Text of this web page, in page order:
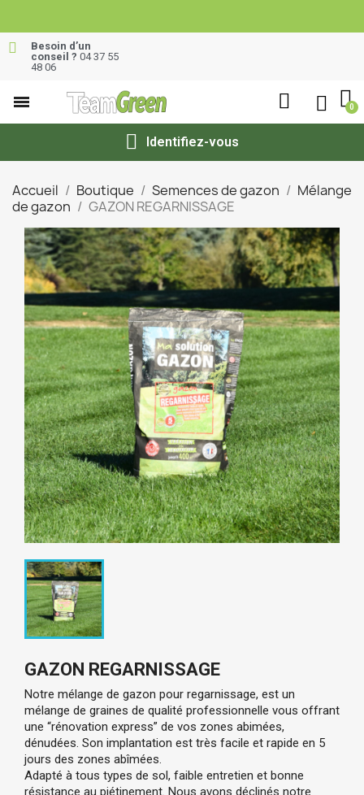
Besoin d’un
conseil ? 04 37 55
48 06
Identifiez-vous
Accueil Boutique Semences de gazon
Mélange
de gazon
GAZON REGARNISSAGE
GAZON REGARNISSAGE
Notre mélange de gazon pour regarnissage, est un
mélange de graines de qualité professionnelle vous offrant
une “rénovation express” de vos zones abimées,
dénudées. Son implantation est très facile et rapide en 5
jours des zones abîmées.
Adapté à tous types de sol, faible entretien et bonne
résistance au piétinement. Nous avons déclinés notre